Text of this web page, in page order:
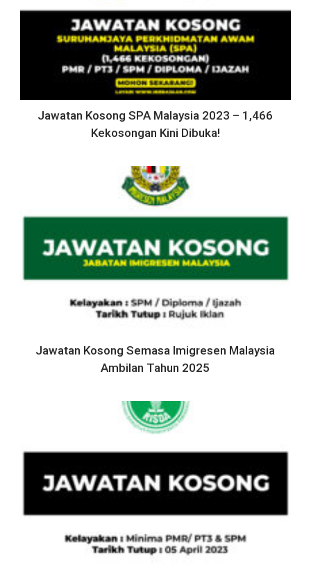
Jawatan Kosong SPA Malaysia 2023 – 1,466
Kekosongan Kini Dibuka!
Jawatan Kosong Semasa Imigresen Malaysia
Ambilan Tahun 2025